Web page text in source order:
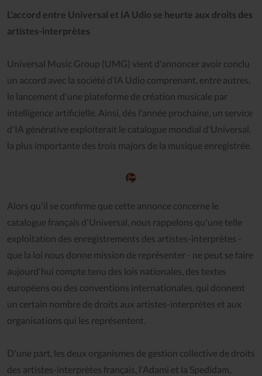
L’accord entre Universal et IA Udio se heurte aux droits des
artistes-interprètes
Universal Music Group (UMG) vient d'annoncer avoir conclu
un accord avec la société d’IA Udio comprenant, entre autres,
le lancement d'une plateforme de création musicale par
intelligence artificielle. Ainsi, dès l'année prochaine, un service
d'IA générative exploiterait le catalogue mondial d'Universal,
la plus importante des trois majors de la musique enregistrée.
Alors qu'il se confirme que cette annonce concerne le
catalogue français d'Universal, nous rappelons qu'une telle
exploitation des enregistrements des artistes-interprètes -
que la loi nous donne mission de représenter - ne peut se faire
aujourd'hui compte tenu des lois nationales, des textes
européens ou des conventions internationales, qui donnent
un certain nombre de droits aux artistes-interprètes et aux
organisations qui les représentent.
D'une part, les deux organismes de gestion collective de droits
des artistes-interprètes français, l'Adami et la Spedidam,